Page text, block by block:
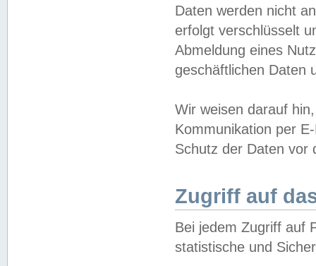
Daten werden nicht
erfolgt verschlüsselt
Abmeldung eines
geschäftlichen Daten
Wir weisen darauf
Kommunikation per
Schutz der Daten vor
Zugriff auf
Bei jedem Zugriff auf
statistische und